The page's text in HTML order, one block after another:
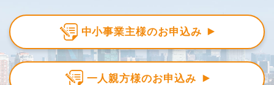
中小事業主様のお申込み
一人親方様のお申込み